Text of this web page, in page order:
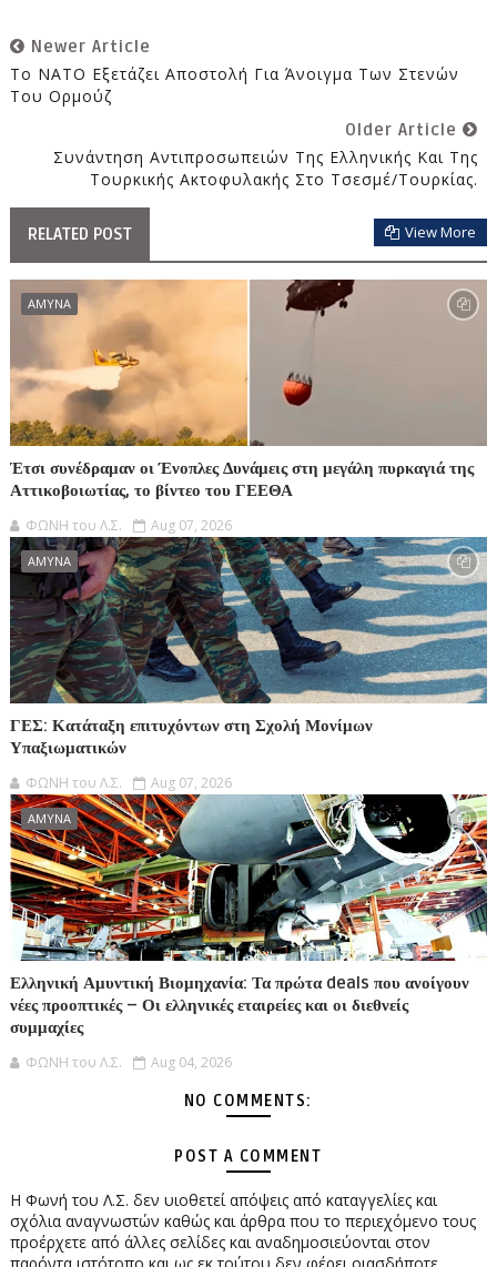
Newer Article
To ΝΑΤΟ Εξετάζει Αποστολή Για Άνοιγμα Των Στενών
Του Ορμούζ
Older Article
Συνάντηση Αντιπροσωπειών Της Ελληνικής Και Της
Τουρκικής Ακτοφυλακής Στο Τσεσμέ/Τουρκίας.
RELATED POST View More
ΑΜΥΝΑ
Έτσι συνέδραμαν οι Ένοπλες Δυνάμεις στη μεγάλη πυρκαγιά της
Αττικοβοιωτίας, το βίντεο του ΓΕΕΘΑ
ΦΩΝΗ του Λ.Σ. Aug 07, 2026
ΑΜΥΝΑ
ΓΕΣ: Κατάταξη επιτυχόντων στη Σχολή Μονίμων
Υπαξιωματικών
ΦΩΝΗ του Λ.Σ. Aug 07, 2026
ΑΜΥΝΑ
Ελληνική Αμυντική Βιομηχανία: Τα πρώτα deals που ανοίγουν
νέες προοπτικές – Οι ελληνικές εταιρείες και οι διεθνείς
συμμαχίες
ΦΩΝΗ του Λ.Σ. Aug 04, 2026
NO COMMENTS:
POST A COMMENT
Η Φωνή του Λ.Σ. δεν υιοθετεί απόψεις από καταγγελίες και
σχόλια αναγνωστών καθώς και άρθρα που το περιεχόμενο τους
προέρχετε από άλλες σελίδες και αναδημοσιεύονται στον